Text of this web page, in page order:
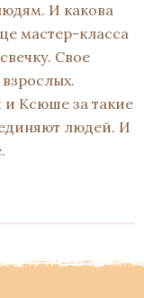
И какова
мастер-класса
Свое
Ксюше за такие
людей. И